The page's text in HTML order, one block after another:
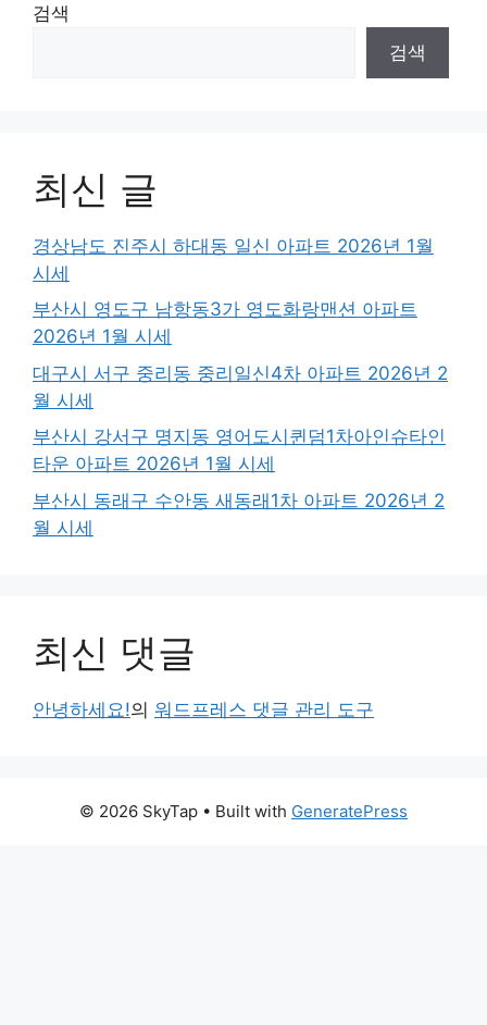
검색
검색
최신 글
경상남도 진주시 하대동 일신 아파트 2026년 1월
시세
부산시 영도구 남항동3가 영도화랑맨션 아파트
2026년 1월 시세
대구시 서구 중리동 중리일신4차 아파트 2026년 2
월 시세
부산시 강서구 명지동 영어도시퀸덤1차아인슈타인
타운 아파트 2026년 1월 시세
부산시 동래구 수안동 새동래1차 아파트 2026년 2
월 시세
최신 댓글
안녕하세요!의 워드프레스 댓글 관리 도구
© 2026 SkyTap • Built with GeneratePress